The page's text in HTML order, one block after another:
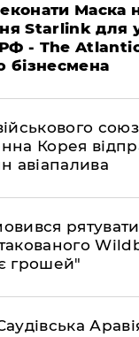
Маска
Starlink для
РФ - The
бізнесмена
Корея
авіапалива
грошей"